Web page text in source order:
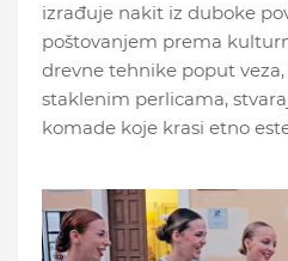
izrađuje nakit iz duboke
poštovanjem prema
drevne tehnike poput
staklenim perlicama,
komade koje krasi etno